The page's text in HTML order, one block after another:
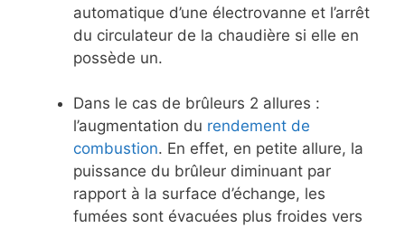
automatique d’une électrovanne et l’arrêt
du circulateur de la chaudière si elle en
possède un.
Dans le cas de brûleurs 2 allures :
l’augmentation du rendement de
combustion. En effet, en petite allure, la
puissance du brûleur diminuant par
rapport à la surface d’échange, les
fumées sont évacuées plus froides vers